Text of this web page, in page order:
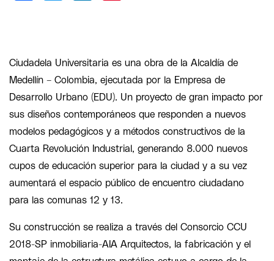
Ciudadela Universitaria es una obra de la Alcaldía de
Medellín – Colombia, ejecutada por la Empresa de
Desarrollo Urbano (EDU). Un proyecto de gran impacto por
sus diseños contemporáneos que responden a nuevos
modelos pedagógicos y a métodos constructivos de la
Cuarta Revolución Industrial, generando 8.000 nuevos
cupos de educación superior para la ciudad y a su vez
aumentará el espacio público de encuentro ciudadano
para las comunas 12 y 13.
Su construcción se realiza a través del Consorcio CCU
2018-SP inmobiliaria-AIA Arquitectos, la fabricación y el